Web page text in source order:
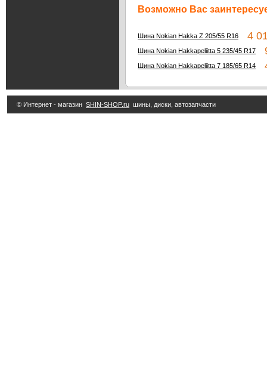
Возможно Вас
Шина Nokian Hakka Z 205/55 R16 4
Шина Nokian Hakkapeliitta 5 235/45 R17
Шина Nokian Hakkapeliitta 7 185/65 R14
© Интернет - магазин SHIN-SHOP.ru шины, диски, автозапчасти